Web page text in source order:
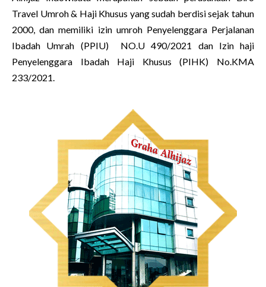
Travel Umroh & Haji Khusus yang sudah berdisi sejak tahun
2000, dan memiliki izin umroh Penyelenggara Perjalanan
Ibadah Umrah (PPIU) NO.U 490/2021 dan Izin haji
Penyelenggara Ibadah Haji Khusus (PIHK) No.KMA
233/2021.